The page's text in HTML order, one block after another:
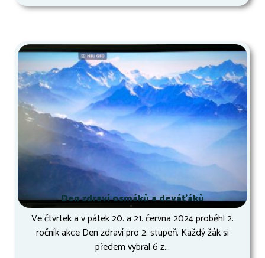
Den zdraví osmáků a deváťáků
Ve čtvrtek a v pátek 20. a 21. června 2024 proběhl 2.
ročník akce Den zdraví pro 2. stupeň. Každý žák si
předem vybral 6 z...